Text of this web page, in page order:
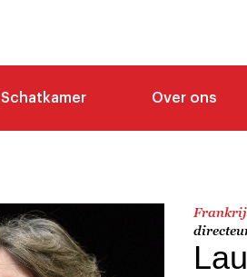
Schatkamer Over ons